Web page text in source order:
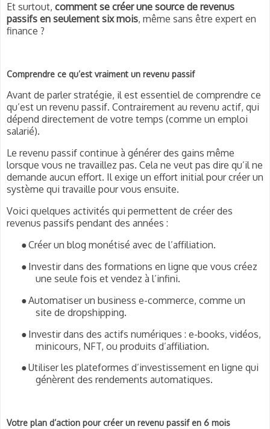
Et surtout, comment se créer une source de revenus
passifs en seulement six mois, même sans être expert en
finance ?
Comprendre ce qu’est vraiment un revenu passif
Avant de parler stratégie, il est essentiel de comprendre ce
qu’est un revenu passif. Contrairement au revenu actif, qui
dépend directement de votre temps (comme un emploi
salarié).
Le revenu passif continue à générer des gains même
lorsque vous ne travaillez pas. Cela ne veut pas dire qu’il ne
demande aucun effort. Il exige un effort initial pour créer un
système qui travaille pour vous ensuite.
Voici quelques activités qui permettent de créer des
revenus passifs pendant des années :
●Créer un blog monétisé avec de l’affiliation.
● Investir dans des formations en ligne que vous créez
une seule fois et vendez à l’infini.
●Automatiser un business e-commerce, comme un
site de dropshipping.
● Investir dans des actifs numériques : e-books, vidéos,
minicours, NFT, ou produits d’affiliation.
●Utiliser les plateformes d’investissement en ligne qui
génèrent des rendements automatiques.
Votre plan d’action pour créer un revenu passif en 6 mois